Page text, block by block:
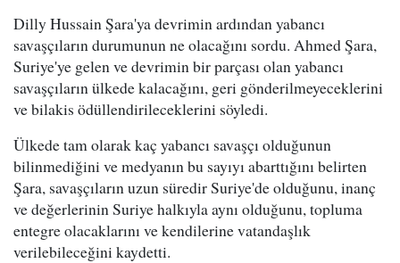
Dilly Hussain Şara'ya devrimin ardından yabancı
savaşçıların durumunun ne olacağını sordu. Ahmed Şara,
Suriye'ye gelen ve devrimin bir parçası olan yabancı
savaşçıların ülkede kalacağını, geri gönderilmeyeceklerini
ve bilakis ödüllendirileceklerini söyledi.
Ülkede tam olarak kaç yabancı savaşçı olduğunun
bilinmediğini ve medyanın bu sayıyı abarttığını belirten
Şara, savaşçıların uzun süredir Suriye'de olduğunu, inanç
ve değerlerinin Suriye halkıyla aynı olduğunu, topluma
entegre olacaklarını ve kendilerine vatandaşlık
verilebileceğini kaydetti.